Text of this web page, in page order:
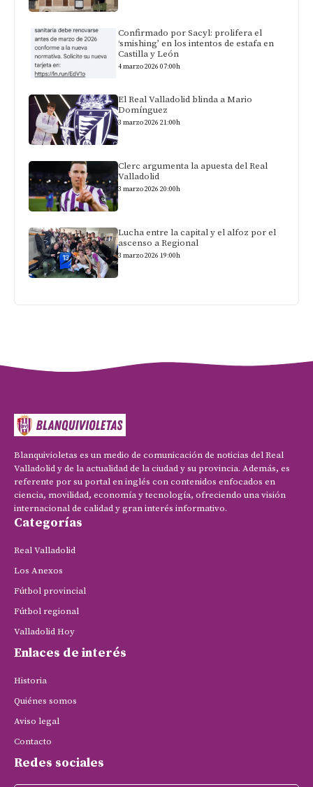
Confirmado por Sacyl: prolifera el
‘smishing’ en los intentos de estafa en
Castilla y León
4 marzo 2026 07:00h
El Real Valladolid blinda a Mario
Domínguez
3 marzo 2026 21:00h
Clerc argumenta la apuesta del Real
Valladolid
3 marzo 2026 20:00h
Lucha entre la capital y el alfoz por el
ascenso a Regional
3 marzo 2026 19:00h
Blanquivioletas es un medio de comunicación de noticias del Real
Valladolid y de la actualidad de la ciudad y su provincia. Además, es
referente por su portal en inglés con contenidos enfocados en
ciencia, movilidad, economía y tecnología, ofreciendo una visión
internacional de calidad y gran interés informativo.
Categorías
Real Valladolid
Los Anexos
Fútbol provincial
Fútbol regional
Valladolid Hoy
Enlaces de interés
Historia
Quiénes somos
Aviso legal
Contacto
Redes sociales